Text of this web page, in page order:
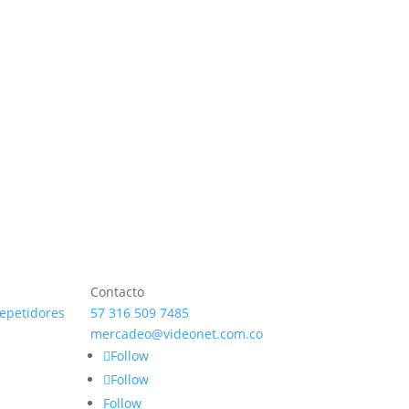
Contacto
57 316 509 7485
mercadeo@videonet.com.co
Follow
Follow
Follow